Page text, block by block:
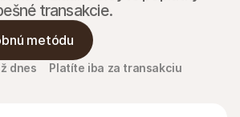
transakcie.
metódu
dnes Platíte iba za transakciu
platby
programe partnerských agentúr